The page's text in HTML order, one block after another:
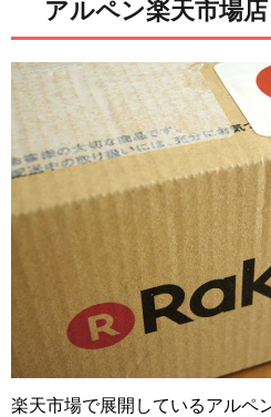
アルペン楽天市場店
楽天市場で展開しているアルペ